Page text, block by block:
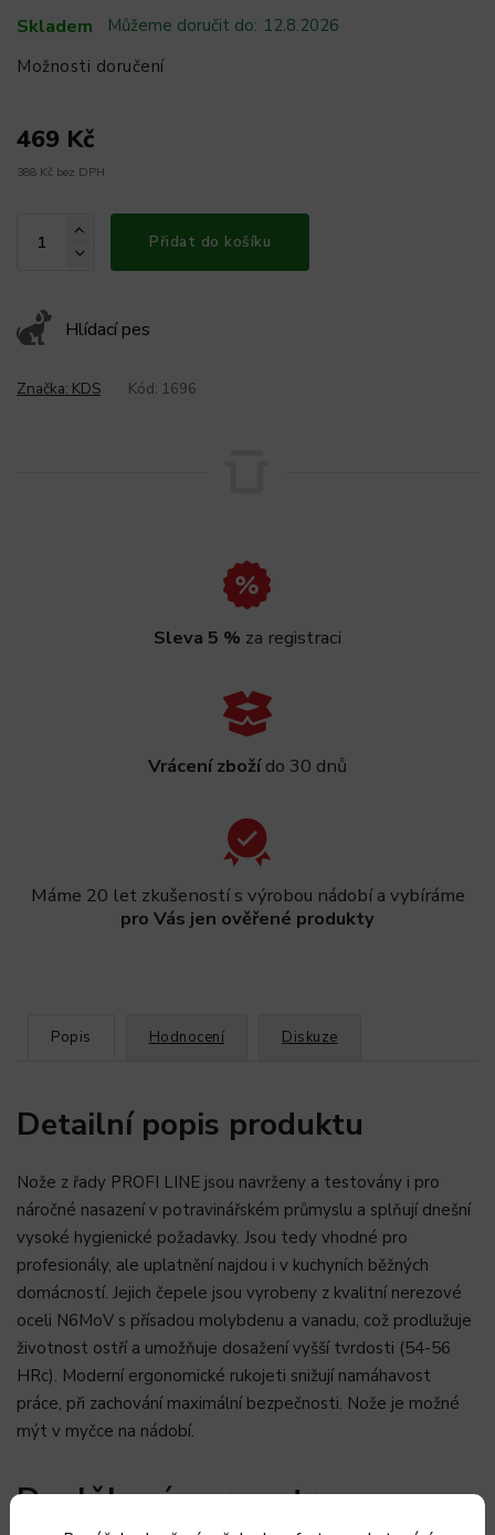
Skladem Můžeme doručit do: 12.8.2026
Možnosti doručení
469 Kč
388 Kč bez DPH
Přidat do košíku
Hlídací pes
Značka: KDS Kód: 1696
Sleva 5 % za registraci
Vrácení zbožído 30 dnů
Máme 20 let zkušeností s výrobou nádobí a vybíráme
pro Vás jen ověřené produkty
Popis Hodnocení Diskuze
Detailní popis produktu
Nože z řady PROFI LINE jsou navrženy a testovány i pro
náročné nasazení v potravinářském průmyslu a splňují dnešní
vysoké hygienické požadavky. Jsou tedy vhodné pro
profesionály, ale uplatnění najdou i v kuchyních běžných
domácností. Jejich čepele jsou vyrobeny z kvalitní nerezové
oceli N6MoV s přísadou molybdenu a vanadu, což prodlužuje
životnost ostří a umožňuje dosažení vyšší tvrdosti (54-56
HRc). Moderní ergonomické rukojeti snižují namáhavost
práce, při zachování maximální bezpečnosti. Nože je možné
mýt v myčce na nádobí.
Doplňkové parametry